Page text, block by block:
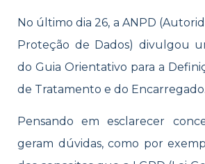
No último dia 26, a ANPD
Proteção de Dados) divulgou
do Guia Orientativo para a
de Tratamento e do Encarregado.
Pensando em esclarecer
geram dúvidas, como por